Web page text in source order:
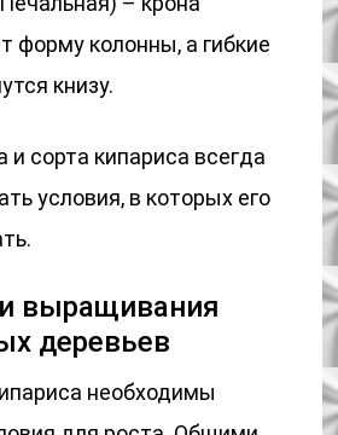
форму колонны, а гибкие
книзу.
сорта кипариса всегда
условия, в которых его
выращивания
деревьев
необходимы